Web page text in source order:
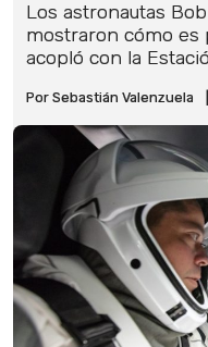
Los astronautas
mostraron cómo es
acopló con la
Por Sebastián Valenzuela